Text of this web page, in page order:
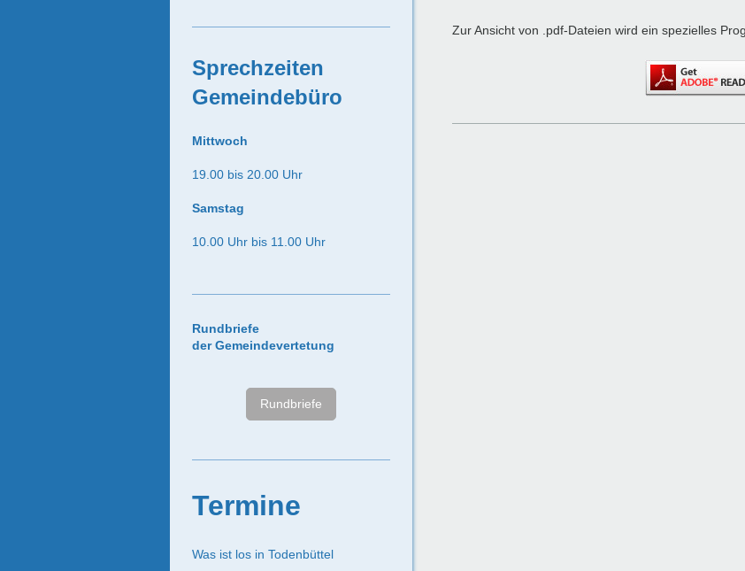
Zur Ansicht von .pdf-Dateien wird ein spezielles
Sprechzeiten
Gemeindebüro
Mittwoch
19.00 bis 20.00 Uhr
Samstag
10.00 Uhr bis 11.00 Uhr
Rundbriefe
der Gemeindevertetung
Rundbriefe
Termine
Was ist los in Todenbüttel